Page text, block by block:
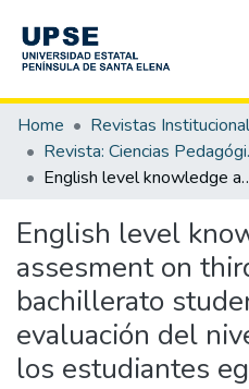
Communities & Collections
All of DSpace
Statistics
Home
Revistas
English level knowledge assesment on third year
English level
assesment on
bachillerato
evaluación del
los estudiantes